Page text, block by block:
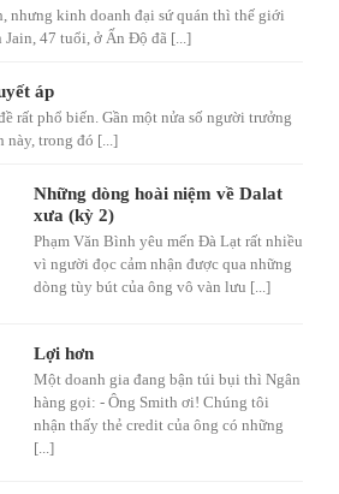
nhưng kinh doanh đại sứ quán thì thế giới
Jain, 47 tuổi, ở Ấn Độ đã [...]
áp
rất phổ biến. Gần một nửa số người trưởng
này, trong đó [...]
Những dòng hoài niệm về Dalat
xưa (kỳ 2)
Phạm Văn Bình yêu mến Đà Lạt rất nhiều
vì người đọc cảm nhận được qua những
dòng tùy bút của ông vô vàn lưu [...]
Lợi hơn
Một doanh gia đang bận túi bụi thì Ngân
hàng gọi: - Ông Smith ơi! Chúng tôi
nhận thấy thẻ credit của ông có những
[...]